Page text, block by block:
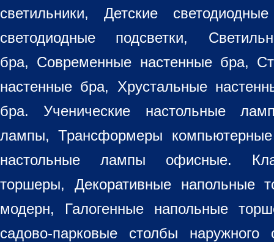
светильники, Детские
светодиодные подсветки,
бра, Современные настенные бра,
настенные бра, Хрустальные
бра. Ученические настольные
лампы, Трансформеры
настольные лампы офисные.
торшеры, Декоративные напольные
модерн, Галогенные напольные
садово-парковые столбы